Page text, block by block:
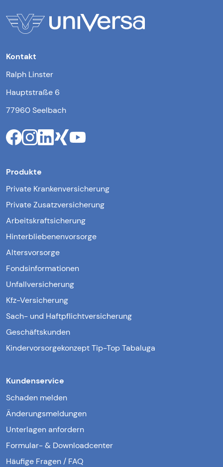
Kontakt
Ralph Linster
Hauptstraße 6
77960 Seelbach
Produkte
Private Krankenversicherung
Private Zusatzversicherung
Arbeitskraftsicherung
Hinterbliebenenvorsorge
Altersvorsorge
Fondsinformationen
Unfallversicherung
Kfz-Versicherung
Sach- und Haftpflichtversicherung
Geschäftskunden
Kindervorsorgekonzept Tip-Top Tabaluga
Kundenservice
Schaden melden
Änderungsmeldungen
Unterlagen anfordern
Formular- & Downloadcenter
Häufige Fragen / FAQ